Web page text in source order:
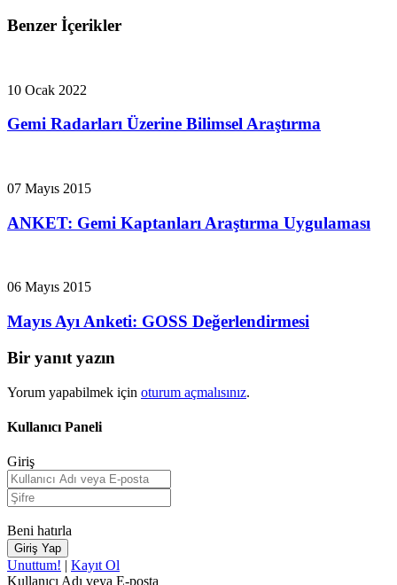
Benzer İçerikler
10 Ocak 2022
Gemi Radarları Üzerine Bilimsel Araştırma
07 Mayıs 2015
ANKET: Gemi Kaptanları Araştırma Uygulaması
06 Mayıs 2015
Mayıs Ayı Anketi: GOSS Değerlendirmesi
Bir yanıt yazın
Yorum yapabilmek için oturum açmalısınız.
Kullanıcı Paneli
Giriş
Beni hatırla
Unuttum! | Kayıt Ol
Kullanıcı Adı veya E-posta